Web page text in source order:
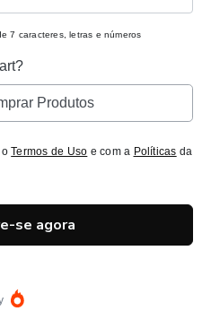
7 caracteres, letras e números
Produtos
oTermos de Uso e com a Políticas da
se agora